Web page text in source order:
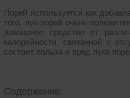
Порей используется как
того, лук-порей очень
домашнее средство от
калорийности, связанной с
состоит польза и вред лука
Содержание: